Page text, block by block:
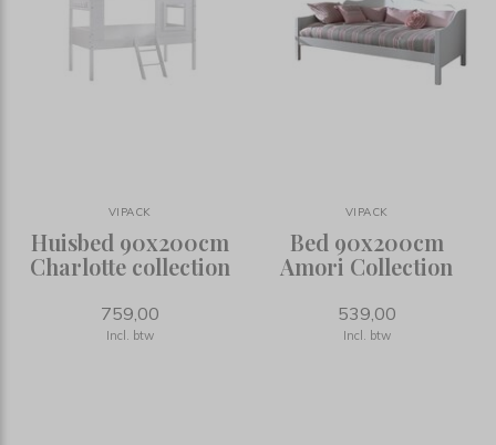
VIPACK
Huisbed 90x200cm
Charlotte collection
759,00
Incl. btw
VIPACK
Bed 90x200cm
Amori Collection
539,00
Incl. btw